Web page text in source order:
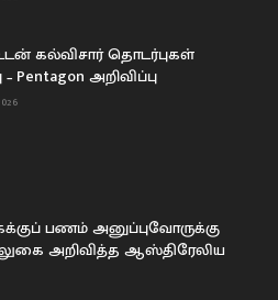
கல்விசார் தொடர்புகள்
– Pentagon அறிவிப்பு
பணம் அனுப்புவோருக்கு
அறிவித்த ஆஸ்திரேலிய